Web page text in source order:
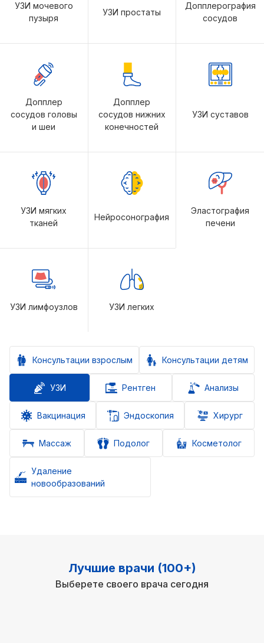
УЗИ мочевого
пузыря
УЗИ простаты
Допплерография
сосудов
Допплер
сосудов головы
и шеи
Допплер
сосудов нижних
конечностей
УЗИ суставов
УЗИ мягких
тканей
Нейросонография
Эластография
печени
УЗИ лимфоузлов УЗИ легких
Консультации взрослым Консультации детям
УЗИ Рентген Анализы
Вакцинация Эндоскопия Хирург
Массаж Подолог Косметолог
Удаление
новообразований
Лучшие врачи (100+)
Выберете своего врача сегодня